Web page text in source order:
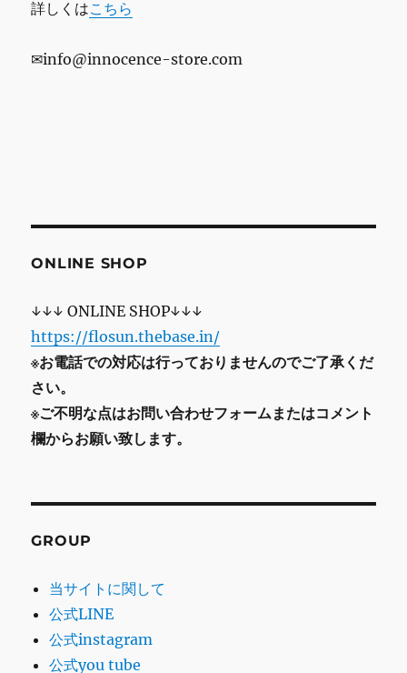
詳しくはこちら
✉info@innocence-store.com
ONLINE SHOP
↓↓↓ ONLINE SHOP↓↓↓
https://flosun.thebase.in/
※お電話での対応は行っておりませんのでご了承くだ
さい。
※ご不明な点はお問い合わせフォームまたはコメント
欄からお願い致します。
GROUP
当サイトに関して
公式LINE
公式instagram
公式you tube